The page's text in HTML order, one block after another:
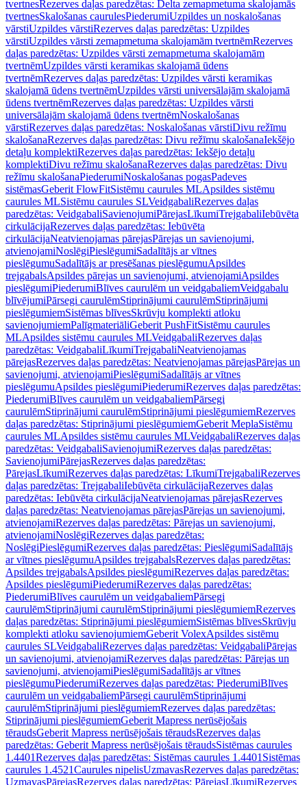
tvertnesRezerves daļas paredzētas: Delta zemapmetuma skalojamās
tvertnesSkalošanas caurulesPiederumiUzpildes un noskalošanas
vārstiUzpildes vārstiRezerves daļas paredzētas: Uzpildes
vārstiUzpildes vārsti zemapmetuma skalojamām tvertnēmRezerves
daļas paredzētas: Uzpildes vārsti zemapmetuma skalojamām
tvertnēmUzpildes vārsti keramikas skalojamā ūdens
tvertnēmRezerves daļas paredzētas: Uzpildes vārsti keramikas
skalojamā ūdens tvertnēmUzpildes vārsti universālajām skalojamā
ūdens tvertnēmRezerves daļas paredzētas: Uzpildes vārsti
universālajām skalojamā ūdens tvertnēmNoskalošanas
vārstiRezerves daļas paredzētas: Noskalošanas vārstiDivu režīmu
skalošanaRezerves daļas paredzētas: Divu režīmu skalošanaIekšējo
detaļu komplektiRezerves daļas paredzētas: Iekšējo detaļu
komplektiDivu režīmu skalošanaRezerves daļas paredzētas: Divu
režīmu skalošanaPiederumiNoskalošanas pogasPadeves
sistēmasGeberit FlowFitSistēmu caurules MLApsildes sistēmu
caurules MLSistēmu caurules SLVeidgabaliRezerves daļas
paredzētas: VeidgabaliSavienojumiPārejasLīkumiTrejgabaliIebūvēta
cirkulācijaRezerves daļas paredzētas: Iebūvēta
cirkulācijaNeatvienojamas pārejasPārejas un savienojumi,
atvienojamiNoslēgiPieslēgumiSadalītājs ar vītnes
pieslēgumuSadalītājs ar presēšanas pieslēgumuApsildes
trejgabalsApsildes pārejas un savienojumi, atvienojamiApsildes
pieslēgumiPiederumiBlīves caurulēm un veidgabaliemVeidgabalu
blīvējumiPārsegi caurulēmStiprinājumi caurulēmStiprinājumi
pieslēgumiemSistēmas blīvesSkrūvju komplekti atloku
savienojumiemPalīgmateriāliGeberit PushFitSistēmu caurules
MLApsildes sistēmu caurules MLVeidgabaliRezerves daļas
paredzētas: VeidgabaliLīkumiTrejgabaliNeatvienojamas
pārejasRezerves daļas paredzētas: Neatvienojamas pārejasPārejas un
savienojumi, atvienojamiPieslēgumiSadalītājs ar vītnes
pieslēgumuApsildes pieslēgumiPiederumiRezerves daļas paredzētas:
PiederumiBlīves caurulēm un veidgabaliemPārsegi
caurulēmStiprinājumi caurulēmStiprinājumi pieslēgumiemRezerves
daļas paredzētas: Stiprinājumi pieslēgumiemGeberit MeplaSistēmu
caurules MLApsildes sistēmu caurules MLVeidgabaliRezerves daļas
paredzētas: VeidgabaliSavienojumiRezerves daļas paredzētas:
SavienojumiPārejasRezerves daļas paredzētas:
PārejasLīkumiRezerves daļas paredzētas: LīkumiTrejgabaliRezerves
daļas paredzētas: TrejgabaliIebūvēta cirkulācijaRezerves daļas
paredzētas: Iebūvēta cirkulācijaNeatvienojamas pārejasRezerves
daļas paredzētas: Neatvienojamas pārejasPārejas un savienojumi,
atvienojamiRezerves daļas paredzētas: Pārejas un savienojumi,
atvienojamiNoslēgiRezerves daļas paredzētas:
NoslēgiPieslēgumiRezerves daļas paredzētas: PieslēgumiSadalītājs
ar vītnes pieslēgumuApsildes trejgabalsRezerves daļas paredzētas:
Apsildes trejgabalsApsildes pieslēgumiRezerves daļas paredzētas:
Apsildes pieslēgumiPiederumiRezerves daļas paredzētas:
PiederumiBlīves caurulēm un veidgabaliemPārsegi
caurulēmStiprinājumi caurulēmStiprinājumi pieslēgumiemRezerves
daļas paredzētas: Stiprinājumi pieslēgumiemSistēmas blīvesSkrūvju
komplekti atloku savienojumiemGeberit VolexApsildes sistēmu
caurules SLVeidgabaliRezerves daļas paredzētas: VeidgabaliPārejas
un savienojumi, atvienojamiRezerves daļas paredzētas: Pārejas un
savienojumi, atvienojamiPieslēgumiSadalītājs ar vītnes
pieslēgumuPiederumiRezerves daļas paredzētas: PiederumiBlīves
caurulēm un veidgabaliemPārsegi caurulēmStiprinājumi
caurulēmStiprinājumi pieslēgumiemRezerves daļas paredzētas:
Stiprinājumi pieslēgumiemGeberit Mapress nerūsējošais
tēraudsGeberit Mapress nerūsējošais tēraudsRezerves daļas
paredzētas: Geberit Mapress nerūsējošais tēraudsSistēmas caurules
1.4401Rezerves daļas paredzētas: Sistēmas caurules 1.4401 Sistēmas
caurules 1.4521Caurules nipelisUzmavasRezerves daļas paredzētas:
UzmavasPārejasRezerves daļas paredzētas: PārejasLīkumiRezerves